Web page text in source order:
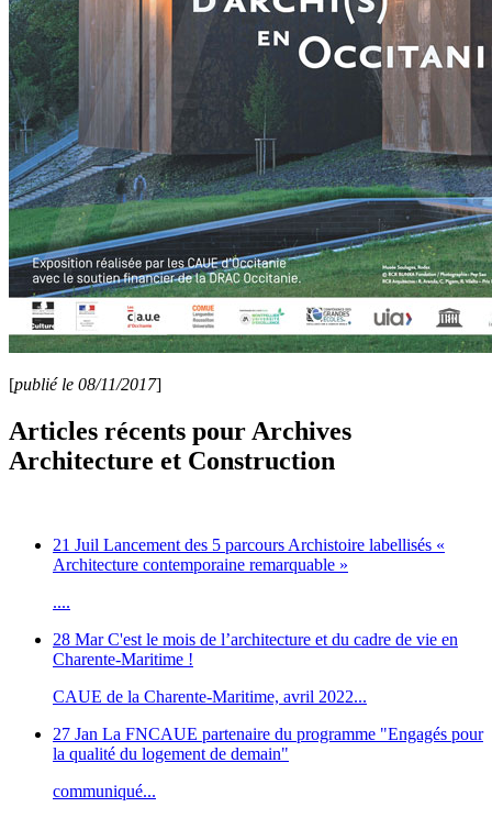
[publié le 08/11/2017]
Articles récents pour Archives
Architecture et Construction
21 Juil Lancement des 5 parcours Archistoire labellisés «
Architecture contemporaine remarquable »
....
28 Mar C'est le mois de l’architecture et du cadre de vie en
Charente-Maritime !
CAUE de la Charente-Maritime, avril 2022...
27 Jan La FNCAUE partenaire du programme "Engagés pour
la qualité du logement de demain"
communiqué...